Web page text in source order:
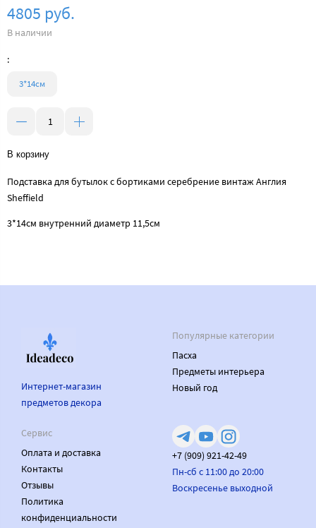
4805 руб.
В наличии
:
3*14см
В корзину
Подставка для бутылок с бортиками серебрение винтаж Англия
Sheffield
3*14см внутренний диаметр 11,5см
Интернет-магазин
предметов декора
Популярные категории
Пасха
Предметы интерьера
Новый год
Сервис
Оплата и доставка
Контакты
Отзывы
Политика
конфиденциальности
+7 (909) 921-42-49
Пн-сб с 11:00 до 20:00
Воскресенье выходной